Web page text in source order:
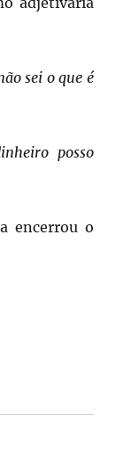
sei o que é
posso
encerrou o